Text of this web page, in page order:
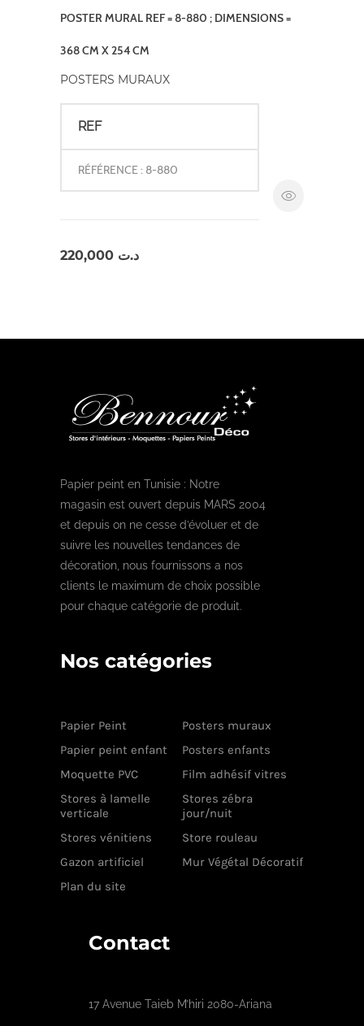
POSTER MURAL REF = 8-880 ; DIMENSIONS =
368 CM X 254 CM
POSTERS MURAUX
REF
RÉFÉRENCE : 8-880
د.ت
Papier peint en Tunisie : Notre
magasin est ouvert depuis MARS 2004
et depuis on ne cesse d’évoluer et de
suivre les nouvelles tendances de
décoration, nous fournissons a nos
clients le maximum de choix possible
pour chaque catégorie de produit.
Nos catégories
Papier Peint
Posters muraux
Papier peint enfant
Posters enfants
Moquette PVC
Film adhésif vitres
Stores à lamelle
verticale
Stores zébra
jour/nuit
Stores vénitiens
Store rouleau
Gazon artificiel
Mur Végétal Décoratif
Plan du site
Contact
17 Avenue Taieb M’hiri 2080-Ariana